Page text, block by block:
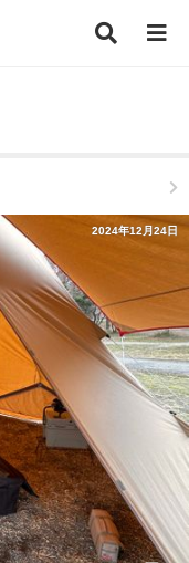
2024年12月24日